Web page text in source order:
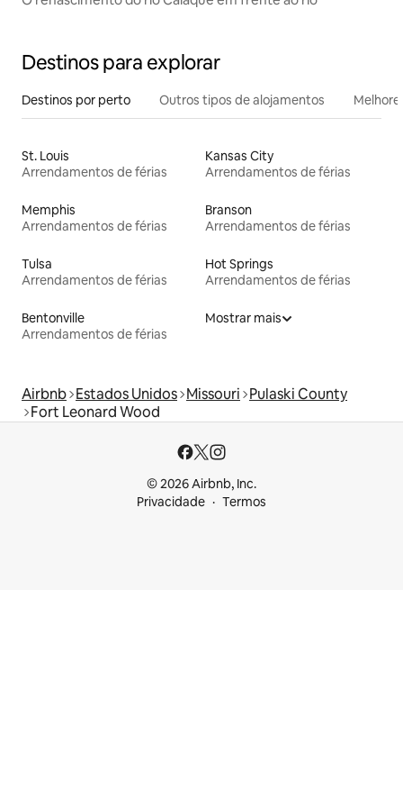
Destinos para explorar
Destinos por perto Outros tipos de alojamentos
St. Louis
Arrendamentos de férias
Kansas City
Arrendamentos de férias
Memphis
Arrendamentos de férias
Branson
Arrendamentos de férias
Tulsa
Arrendamentos de férias
Hot Springs
Arrendamentos de férias
Bentonville
Arrendamentos de férias
Mostrar mais
Airbnb Estados Unidos Missouri Pulaski County
Fort Leonard Wood
© 2026 Airbnb, Inc.
Privacidade
Termos